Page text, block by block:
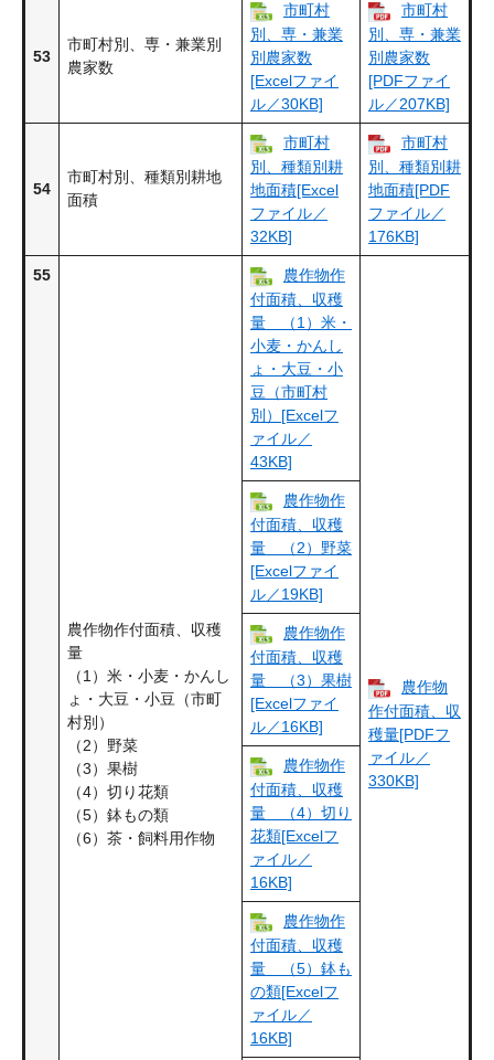
53
市町村別、専・兼業別
農家数
市町村
別、専・兼業
別農家数
[Excelファイ
ル／30KB]
市町村
別、専・兼業
別農家数
[PDFファイ
ル／207KB]
54
市町村別、種類別耕地
面積
市町村
別、種類別耕
地面積[Excel
ファイル／
32KB]
市町村
別、種類別耕
地面積[PDF
ファイル／
176KB]
55
農作物作付面積、収穫
量
（1）米・小麦・かんし
ょ・大豆・小豆（市町
村別）
（2）野菜
（3）果樹
（4）切り花類
（5）鉢もの類
（6）茶・飼料用作物
農作物作
付面積、収穫
量 （1）米・
小麦・かんし
ょ・大豆・小
豆（市町村
別）[Excelフ
ァイル／
43KB]
農作物
作付面積、収
穫量[PDFフ
ァイル／
330KB]
農作物作
付面積、収穫
量 （2）野菜
[Excelファイ
ル／19KB]
農作物作
付面積、収穫
量 （3）果樹
[Excelファイ
ル／16KB]
農作物作
付面積、収穫
量 （4）切り
花類[Excelフ
ァイル／
16KB]
農作物作
付面積、収穫
量 （5）鉢も
の類[Excelフ
ァイル／
16KB]